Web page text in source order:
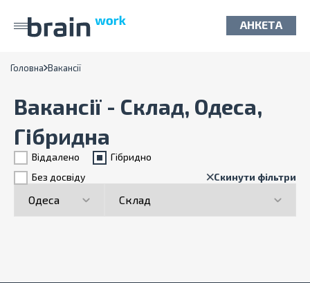
АНКЕТА
Головна Вакансії
Вакансії - Склад, Одеса,
Гібридна
Віддалено
Гiбридно
Без досвіду
Скинути фільтри